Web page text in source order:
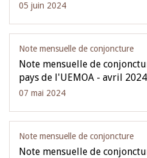
05 juin 2024
Note mensuelle de conjoncture
Note mensuelle de
pays de l'UEMOA - avril 2024
07 mai 2024
Note mensuelle de conjoncture
Note mensuelle de